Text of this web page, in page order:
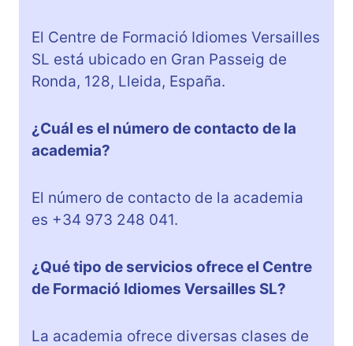
El Centre de Formació Idiomes Versailles
SL está ubicado en Gran Passeig de
Ronda, 128, Lleida, España.
¿Cuál es el número de contacto de la
academia?
El número de contacto de la academia
es +34 973 248 041.
¿Qué tipo de servicios ofrece el Centre
de Formació Idiomes Versailles SL?
La academia ofrece diversas clases de